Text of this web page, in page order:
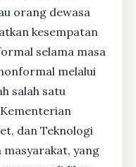
orang dewasa
kesempatan
selama masa
melalui
salah satu
dan Teknologi
masyarakat, yang